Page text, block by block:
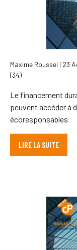
Maxime Roussel | 23
(34)
Le financement
peuvent accéder à
écoresponsables
LIRE LA SUITE